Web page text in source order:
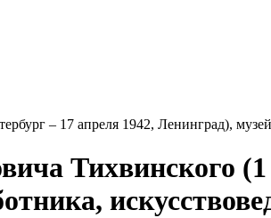
– 17 апреля 1942, Ленинград),
Тихвинского (1